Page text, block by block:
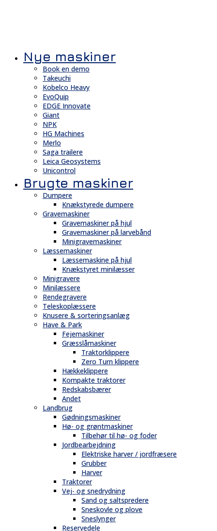
Nye maskiner
Book en demo
Takeuchi
Kobelco Heavy
EvoQuip
EDGE Innovate
Giant
NPK
HG Machines
Merlo
Saga trailere
Leica Geosystems
Unicontrol
Brugte maskiner
Dumpere
Knækstyrede dumpere
Gravemaskiner
Gravemaskiner på hjul
Gravemaskiner på larvebånd
Minigravemaskiner
Læssemaskiner
Læssemaskine på hjul
Knækstyret minilæsser
Minigravere
Minilæssere
Rendegravere
Teleskoplæssere
Knusere & sorteringsanlæg
Have & Park
Fejemaskiner
Græsslåmaskiner
Traktorklippere
Zero Turn klippere
Hækkeklippere
Kompakte traktorer
Redskabsbærer
Andet
Landbrug
Gødningsmaskiner
Hø- og grøntmaskiner
Tilbehør til hø- og foder
Jordbearbejdning
Elektriske harver / jordfræsere
Grubber
Harver
Traktorer
Vej- og snedrydning
Sand og saltspredere
Sneskovle og plove
Sneslynger
Reservedele